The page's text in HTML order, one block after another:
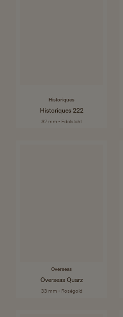
Historiques
Historiques 222
37 mm - Edelstahl
Overseas
Overseas Quarz
33 mm - Roségold